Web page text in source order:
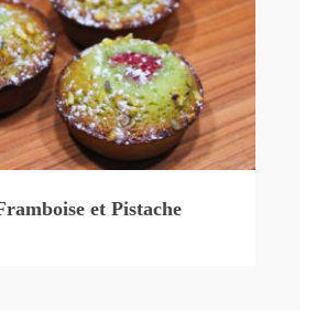
et Pistache